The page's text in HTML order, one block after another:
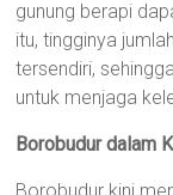
gunung berapi
itu, tingginya
tersendiri,
untuk menjaga
Borobudur dalam